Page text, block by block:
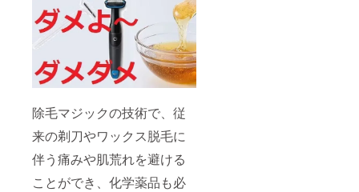
除毛マジックの技術で、従
来の剃刀やワックス脱毛に
伴う痛みや肌荒れを避ける
ことができ、化学薬品も必